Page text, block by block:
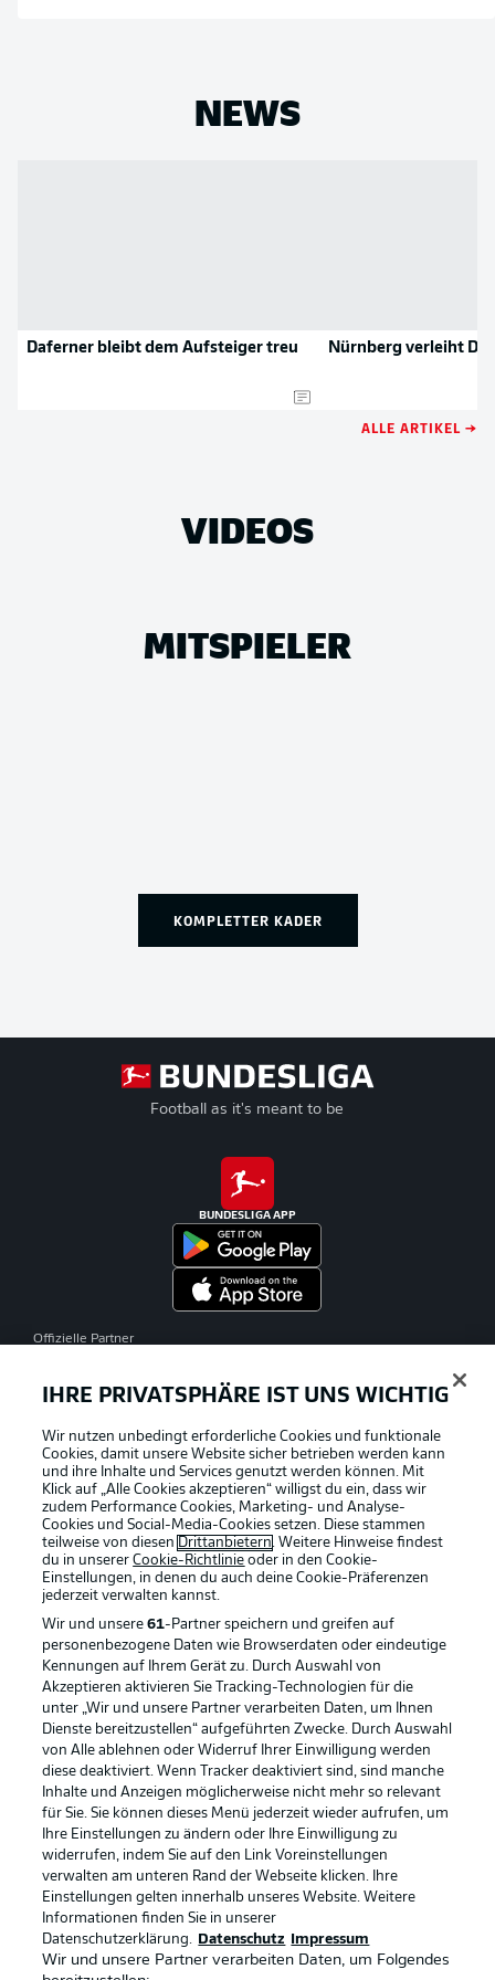
NEWS
Daferner bleibt dem Aufsteiger treu Nürnberg verleiht
ALLE ARTIKEL →
VIDEOS
MITSPIELER
KOMPLETTER KADER
Football as it's meant to be
BUNDESLIGA APP
Offizielle Partner
Rechtliche Hinweise Voreinstellungen verwalten
Datenschutz Nutzungsbedingungen
Kontakt Jobs
Impressum Partner
Spieler Liveticker
AGB
IHRE PRIVATSPHÄRE IST UNS WICHTIG
Wir nutzen unbedingt erforderliche Cookies und funktionale
Cookies, damit unsere Website sicher betrieben werden kann
und ihre Inhalte und Services genutzt werden können. Mit
Klick auf „Alle Cookies akzeptieren“ willigst du ein, dass wir
zudem Performance Cookies, Marketing- und Analyse-
Cookies und Social-Media-Cookies setzen. Diese stammen
teilweise von diesen Drittanbietern. Weitere Hinweise findest
du in unsererCookie-Richtlinie oder in den Cookie-
Einstellungen, in denen du auch deine Cookie-Präferenzen
jederzeit verwalten kannst.
Wir und unsere61-Partner speichern und greifen auf
personenbezogene Daten wie Browserdaten oder eindeutige
Kennungen auf Ihrem Gerät zu. Durch Auswahl von
Akzeptieren aktivieren Sie Tracking-Technologien für die
unter „Wir und unsere Partner verarbeiten Daten, um Ihnen
Dienste bereitzustellen“ aufgeführten Zwecke. Durch Auswahl
von Alle ablehnen oder Widerruf Ihrer Einwilligung werden
diese deaktiviert. Wenn Tracker deaktiviert sind, sind manche
Inhalte und Anzeigen möglicherweise nicht mehr so relevant
für Sie. Sie können dieses Menü jederzeit wieder aufrufen, um
Ihre Einstellungen zu ändern oder Ihre Einwilligung zu
widerrufen, indem Sie auf den Link Voreinstellungen
verwalten am unteren Rand der Webseite klicken. Ihre
Einstellungen gelten innerhalb unseres Website. Weitere
Informationen finden Sie in unserer
Datenschutzerklärung.
Datenschutz Impressum
Wir und unsere Partner verarbeiten Daten, um Folgendes